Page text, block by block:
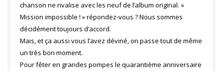
chanson ne rivalise avec les neuf de l’album original. «
Mission impossible ! » répondez-vous ? Nous sommes
décidément toujours d’accord.
Mais, et ça aussi vous l’avez déviné, on passe tout de même
un très bon moment.
Pour fêter en grandes pompes le quarantième anniversaire